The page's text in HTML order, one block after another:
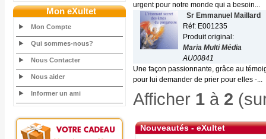
Mon eXultet
Mon Compte
Qui sommes-nous?
Nous Contacter
Nous aider
Informer un ami
urgent pour notre monde qui a besoin...
Sr Emmanuel Maillard
Réf: E001235
Produit original:
Maria Multi Média
AU00841
Une façon passionnante, grâce au
pour lui demander de prier pour elles -...
Afficher 1 à 2
Nouveautés - eXultet